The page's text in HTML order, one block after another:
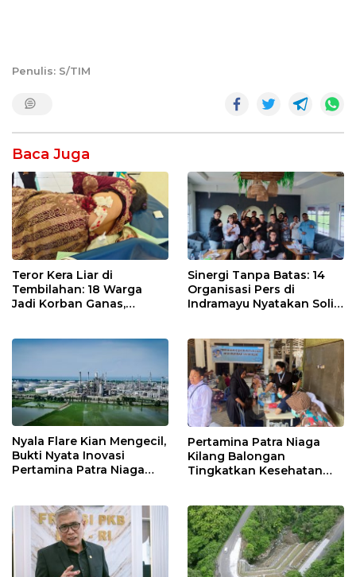
Penulis: S/TIM
Baca Juga
Teror Kera Liar di
Tembilahan: 18 Warga
Jadi Korban Ganas,
Sinergi Tanpa Batas: 14
Organisasi Pers di
Indramayu Nyatakan Solid
Nyala Flare Kian Mengecil,
Bukti Nyata Inovasi
Pertamina Patra Niaga
Pertamina Patra Niaga
Kilang Balongan
Tingkatkan Kesehatan
Rutin dan Edukasi
Perawatan Gigi